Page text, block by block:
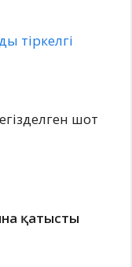
тіркелгі
шот
қатысты